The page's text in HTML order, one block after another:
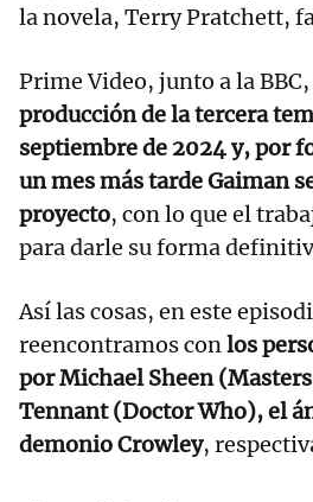
la novela, Terry Pratchett,
Prime Video, junto a la
producción de la tercera
septiembre de 2024 y, por
un mes más tarde Gaiman
proyecto, con lo que el
para darle su forma
Así las cosas, en este
reencontramos conlos
por Michael Sheen
Tennant (Doctor Who), el
demonio Crowley,